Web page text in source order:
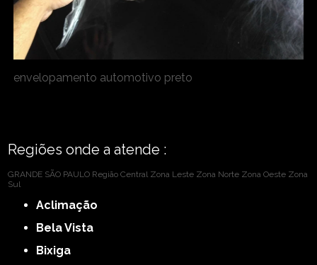
envelopamento automotivo preto
Regiões onde a atende :
GRANDE SÃO PAULO Região Central Zona Leste Zona Norte Zona Oeste Zona
Sul
Aclimação
Bela Vista
Bixiga